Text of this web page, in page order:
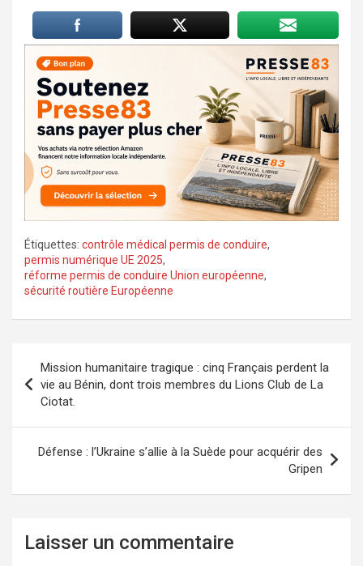
Étiquettes: contrôle médical permis de conduire,
permis numérique UE 2025,
réforme permis de conduire Union européenne,
sécurité routière Européenne
de
l’article
Mission humanitaire tragique : cinq Français perdent la
vie au Bénin, dont trois membres du Lions Club de La
Ciotat.
Défense : l’Ukraine s’allie à la Suède pour acquérir des
Gripen
Laisser un commentaire